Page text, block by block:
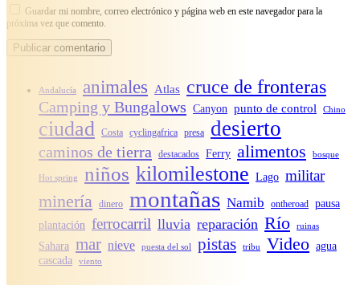
Guardar mi nombre, correo electrónico y página web en este navegador para la
próxima vez que comento.
Andalucía animales Atlas cruce de fronteras
Camping y Bungalows Canyon punto de control Chino
ciudad Costa cyclingafrica presa desierto
caminos de tierra destacados Ferry alimentos bosque
Hot spring niños kilomilestone Lago militar
minería dinero montañas Namib ontheroad pausa
plantación ferrocarril lluvia reparación Río ruinas
Sahara mar nieve puesta del sol pistas tribu Video agua
cascada
viento